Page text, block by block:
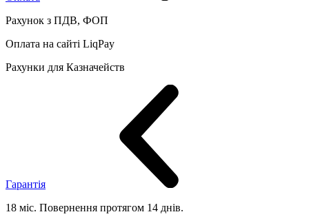
Рахунок з ПДВ, ФОП
Оплата на сайті LiqPay
Рахунки для Казначейств
Гарантія
18 міс. Повернення протягом 14 днів.